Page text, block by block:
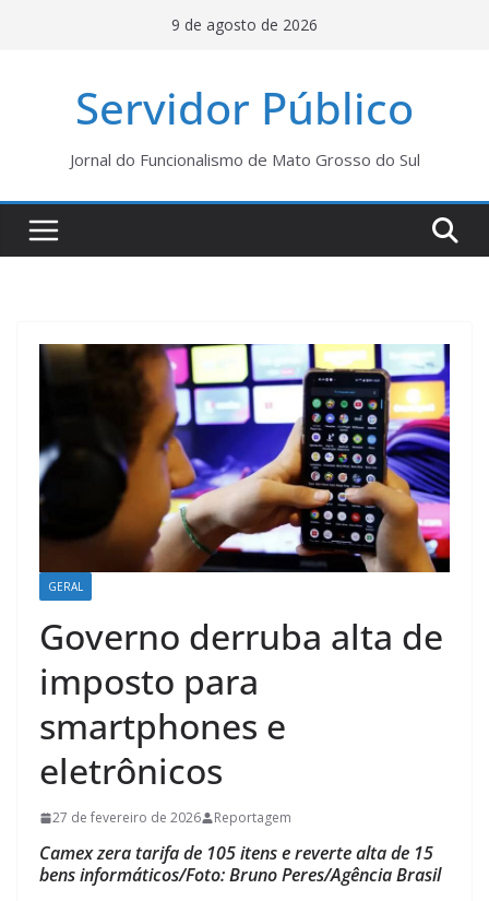
9 de agosto de 2026
Servidor Público
Jornal do Funcionalismo de Mato Grosso do Sul
GERAL
Governo derruba alta de
imposto para
smartphones e
eletrônicos
27 de fevereiro de 2026 Reportagem
Camex zera tarifa de 105 itens e reverte alta de 15
bens informáticos/Foto: Bruno Peres/Agência Brasil